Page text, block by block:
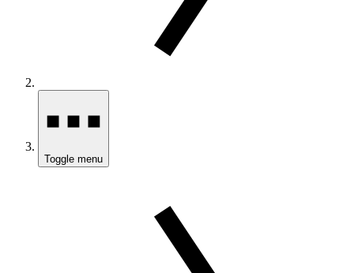
Toggle menu